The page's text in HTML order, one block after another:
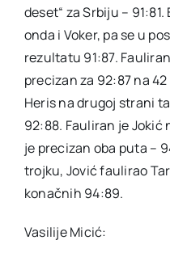
deset“ za Srbiju –
onda i Voker, pa se u
rezultatu 91:87.
precizan za 92:87 na
Heris na drugoj strani
92:88. Fauliran je Jokić
je precizan oba puta –
trojku, Jović faulirao
konačnih 94:89.
Vasilije Micić: